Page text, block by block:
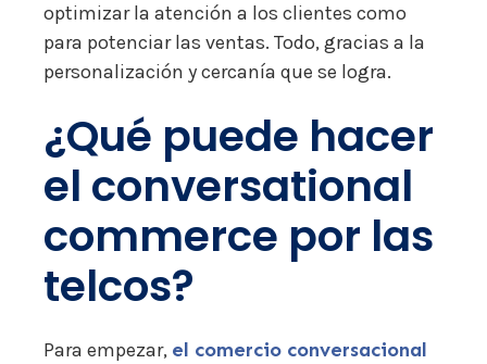
optimizar la atención a los clientes como
para potenciar las ventas. Todo, gracias a la
personalización y cercanía que se logra.
¿Qué puede hacer
el conversational
commerce por las
telcos?
Para empezar, el comercio conversacional